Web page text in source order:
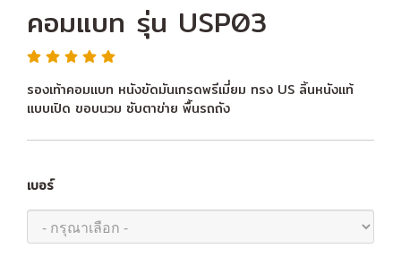
คอมแบท รุ่น USP03
รองเท้าคอมแบท หนังขัดมันเกรดพรีเมี่ยม ทรง US ลิ้นหนังแท้
แบบเปิด ขอบนวม ซับตาข่าย พื้นรถถัง
เบอร์